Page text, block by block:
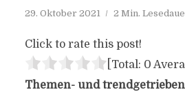
29. Oktober 2021 2 Min.
Click to rate this post!
[Total: 0
Themen- und